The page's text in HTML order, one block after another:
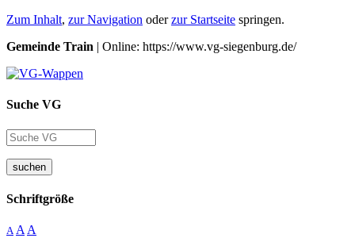
Zum Inhalt, zur Navigation oderzur Startseite springen.
Gemeinde Train | Online: https://www.vg-siegenburg.de/
Suche VG
suchen
Schriftgröße
A A A